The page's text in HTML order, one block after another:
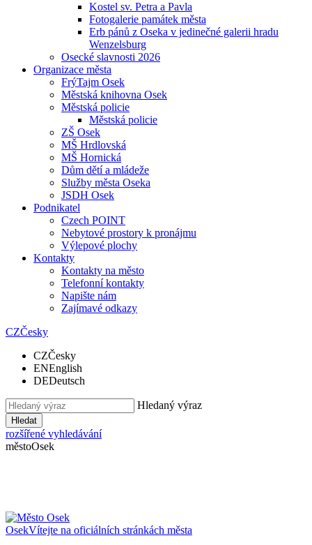
Kostel sv. Petra a Pavla
Fotogalerie památek města
Erb pánů z Oseka v jedinečné galerii hradu
Wenzelsburg
Osecké slavnosti 2026
Organizace města
FrýTajm Osek
Městská knihovna Osek
Městská policie
Městská policie
ZŠ Osek
MŠ Hrdlovská
MŠ Hornická
Dům dětí a mládeže
Služby města Oseka
JSDH Osek
Podnikatel
Czech POINT
Nebytové prostory k pronájmu
Výlepové plochy
Kontakty
Kontakty na město
Telefonní kontakty
Napište nám
Zajímavé odkazy
CZČesky
CZČesky
ENEnglish
DEDeutsch
Hledaný výraz
Hledat
rozšířené vyhledávání
městoOsek
OsekVítejte na oficiálních stránkách města